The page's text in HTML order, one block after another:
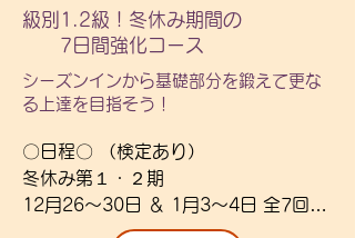
キー場のリフトを何回でも乗車できる
パス券」です。
ートを含めおおよそ「15日以上」滑る
方にはお得になります。
・コースにより割引が適応になるコー
スもあります。
級別1.2級！冬休み期間の
7日間強化コース
シーズンインから基礎部分を鍛えて更な
る上達を目指そう！​
〇日程〇 （検定あり）
冬休み第１・２期
12月26～30日 ＆ 1月3～4日 全7回